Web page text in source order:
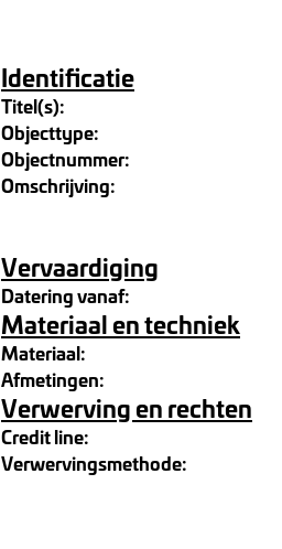
Identificatie
Titel(s):
Objecttype:
Objectnummer:
Omschrijving:
Vervaardiging
Datering vanaf:
Materiaal en techniek
Materiaal:
Afmetingen:
Verwerving en rechten
Credit line:
Verwervingsmethode: